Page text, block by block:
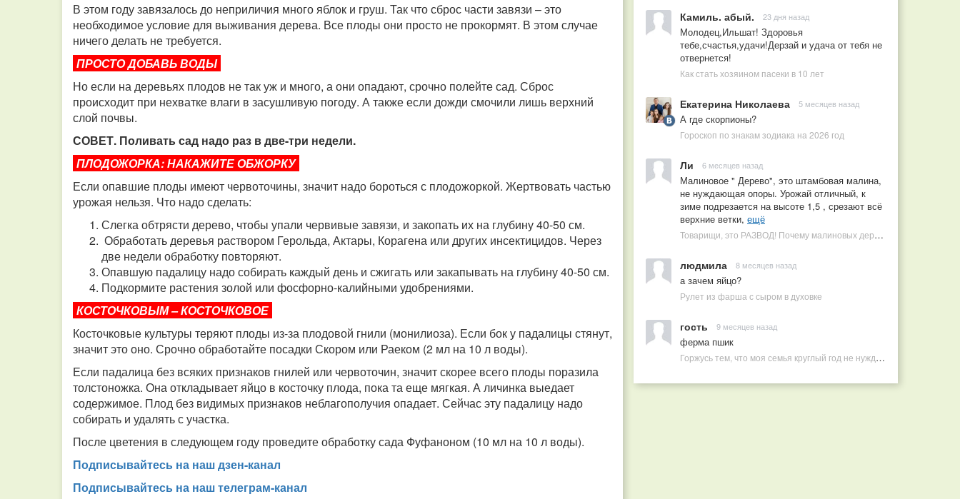
В этом году завязалось до неприличия много яблок и груш. Так что сброс части завязи – это
необходимое условие для выживания дерева. Все плоды они просто не прокормят. В этом случае
ничего делать не требуется.
ПРОСТО ДОБАВЬ ВОДЫ​​​​​​​
Но если на деревьях плодов не так уж и много, а они опадают, срочно полейте сад. Сброс
происходит при нехватке влаги в засушливую погоду. А также если дожди смочили лишь верхний
слой почвы.
СОВЕТ. Поливать сад надо раз в две-три недели.
ПЛОДОЖОРКА: НАКАЖИТЕ ОБЖОРКУ​​​​​​​
Если опавшие плоды имеют червоточины, значит надо бороться с плодожоркой. Жертвовать частью
урожая нельзя. Что надо сделать:
Слегка обтрясти дерево, чтобы упали червивые завязи, и закопать их на глубину 40-50 см.
Обработать деревья раствором Герольда, Актары, Корагена или других инсектицидов. Через
две недели обработку повторяют.
Опавшую падалицу надо собирать каждый день и сжигать или закапывать на глубину 40-50 см.
Подкормите растения золой или фосфорно-калийными удобрениями.
КОСТОЧКОВЫМ – КОСТОЧКОВОЕ
Косточковые культуры теряют плоды из-за плодовой гнили (монилиоза). Если бок у падалицы стянут,
значит это оно. Срочно обработайте посадки Скором или Раеком (2 мл на 10 л воды).
Если падалица без всяких признаков гнилей или червоточин, значит скорее всего плоды поразила
толстоножка. Она откладывает яйцо в косточку плода, пока та еще мягкая. А личинка выедает
содержимое. Плод без видимых признаков неблагополучия опадает. Сейчас эту падалицу надо
собирать и удалять с участка.
После цветения в следующем году проведите обработку сада Фуфаноном (10 мл на 10 л воды).
Подписывайтесь на наш дзен-канал
Подписывайтесь на наш телеграм-канал
Камиль. абый. 23 дня назад
Молодец,Ильшат! Здоровья
тебе,счастья,удачи!Дерзай и удача от тебя не
отвернется!
Как стать хозяином пасеки в 10 лет
Екатерина Николаева 5 месяцев назад
А где скорпионы?
Гороскоп по знакам зодиака на 2026 год
Ли 6 месяцев назад
Малиновое " Дерево", это штамбовая малина,
не нуждающая опоры. Урожай отличный, к
зиме подрезается на высоте 1,5 , срезают всё
верхние ветки, ещё
Товарищи, это РАЗВОД! Почему малиновых деревьев не бывает, или Как ушлые продавцы наживаются на мечтах садоводов
людмила 8 месяцев назад
а зачем яйцо?
Рулет из фарша с сыром в духовке
гость 9 месяцев назад
ферма пшик
Горжусь тем, что моя семья круглый год не нуждается в покупных витаминах